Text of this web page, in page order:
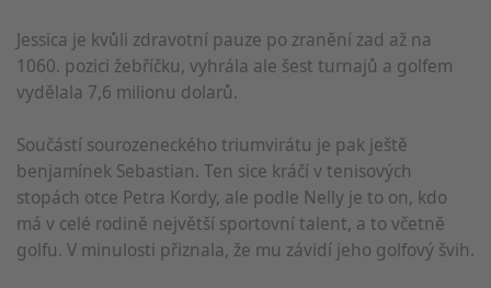
Jessica je kvůli zdravotní pauze po zranění zad až na
1060. pozici žebříčku, vyhrála ale šest turnajů a golfem
vydělala 7,6 milionu dolarů.
Součástí sourozeneckého triumvirátu je pak ještě
benjamínek Sebastian. Ten sice kráčí v tenisových
stopách otce Petra Kordy, ale podle Nelly je to on, kdo
má v celé rodině největší sportovní talent, a to včetně
golfu. V minulosti přiznala, že mu závidí jeho golfový švih.